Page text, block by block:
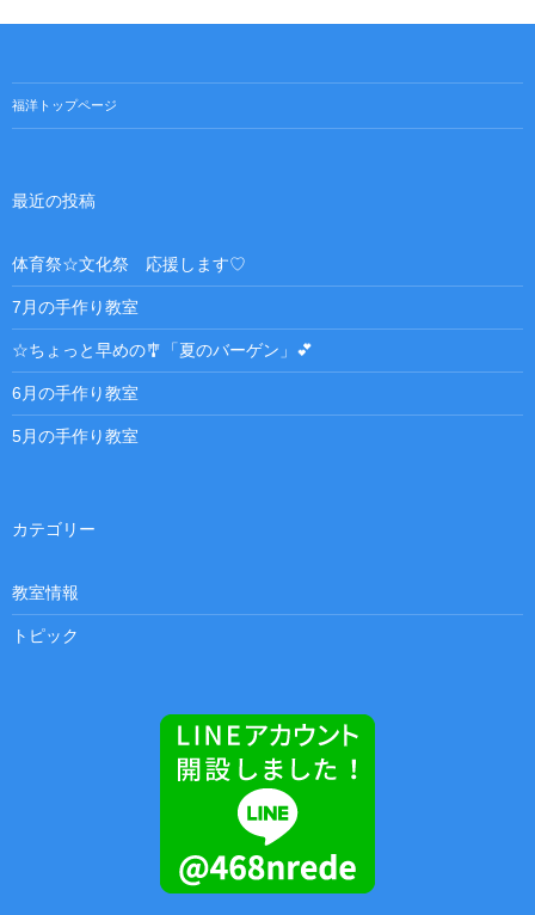
福洋トップページ
最近の投稿
体育祭☆文化祭 応援します♡
7月の手作り教室
☆ちょっと早めの🎐「夏のバーゲン」💕
6月の手作り教室
5月の手作り教室
カテゴリー
教室情報
トピック